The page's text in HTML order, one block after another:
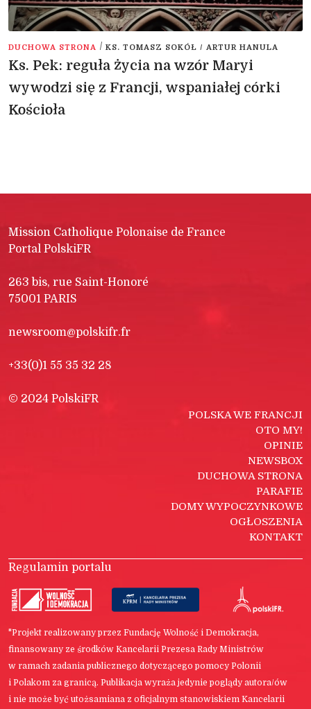
DUCHOWA STRONA / KS. TOMASZ SOKÓŁ / ARTUR HANULA
Ks. Pek: reguła życia na wzór Maryi
wywodzi się z Francji, wspaniałej córki
Kościoła
Mission Catholique Polonaise de France
Portal PolskiFR
263 bis, rue Saint-Honoré
75001 PARIS
newsroom@polskifr.fr
+33(0)1 55 35 32 28
© 2024 PolskiFR
POLSKA WE FRANCJI
OTO MY!
OPINIE
NEWSBOX
DUCHOWA STRONA
PARAFIE
DOMY WYPOCZYNKOWE
OGŁOSZENIA
KONTAKT
Regulamin portalu
"Projekt realizowany przez Fundację Wolność i Demokracja,
finansowany ze środków Kancelarii Prezesa Rady Ministrów
w ramach zadania publicznego dotyczącego pomocy Polonii
i Polakom za granicą. Publikacja wyraża jedynie poglądy autora/ów
i nie może być utożsamiana z oficjalnym stanowiskiem Kancelarii